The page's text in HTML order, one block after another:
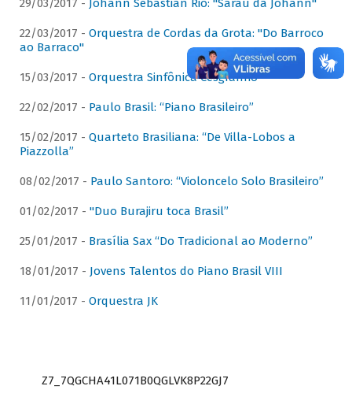
29/03/2017 - Johann Sebastian Rio: "Sarau da Johann"
22/03/2017 - Orquestra de Cordas da Grota: "Do Barroco
ao Barraco"
15/03/2017 - Orquestra Sinfônica Cesgranrio
22/02/2017 - Paulo Brasil: “Piano Brasileiro”
15/02/2017 - Quarteto Brasiliana: “De Villa-Lobos a
Piazzolla”
08/02/2017 - Paulo Santoro: “Violoncelo Solo Brasileiro”
01/02/2017 - "Duo Burajiru toca Brasil”
25/01/2017 - Brasília Sax “Do Tradicional ao Moderno”
18/01/2017 - Jovens Talentos do Piano Brasil VIII
11/01/2017 - Orquestra JK
Z7_7QGCHA41L071B0QGLVK8P22GJ7